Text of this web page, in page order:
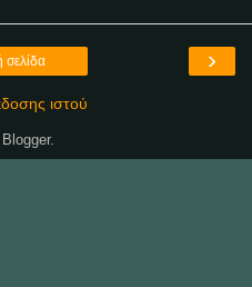
›
σελίδα
ιστού
Blogger.